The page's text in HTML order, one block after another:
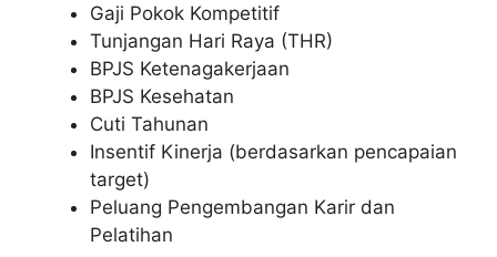
Gaji Pokok Kompetitif
Tunjangan Hari Raya (THR)
BPJS Ketenagakerjaan
BPJS Kesehatan
Cuti Tahunan
Insentif Kinerja (berdasarkan pencapaian
target)
Peluang Pengembangan Karir dan
Pelatihan